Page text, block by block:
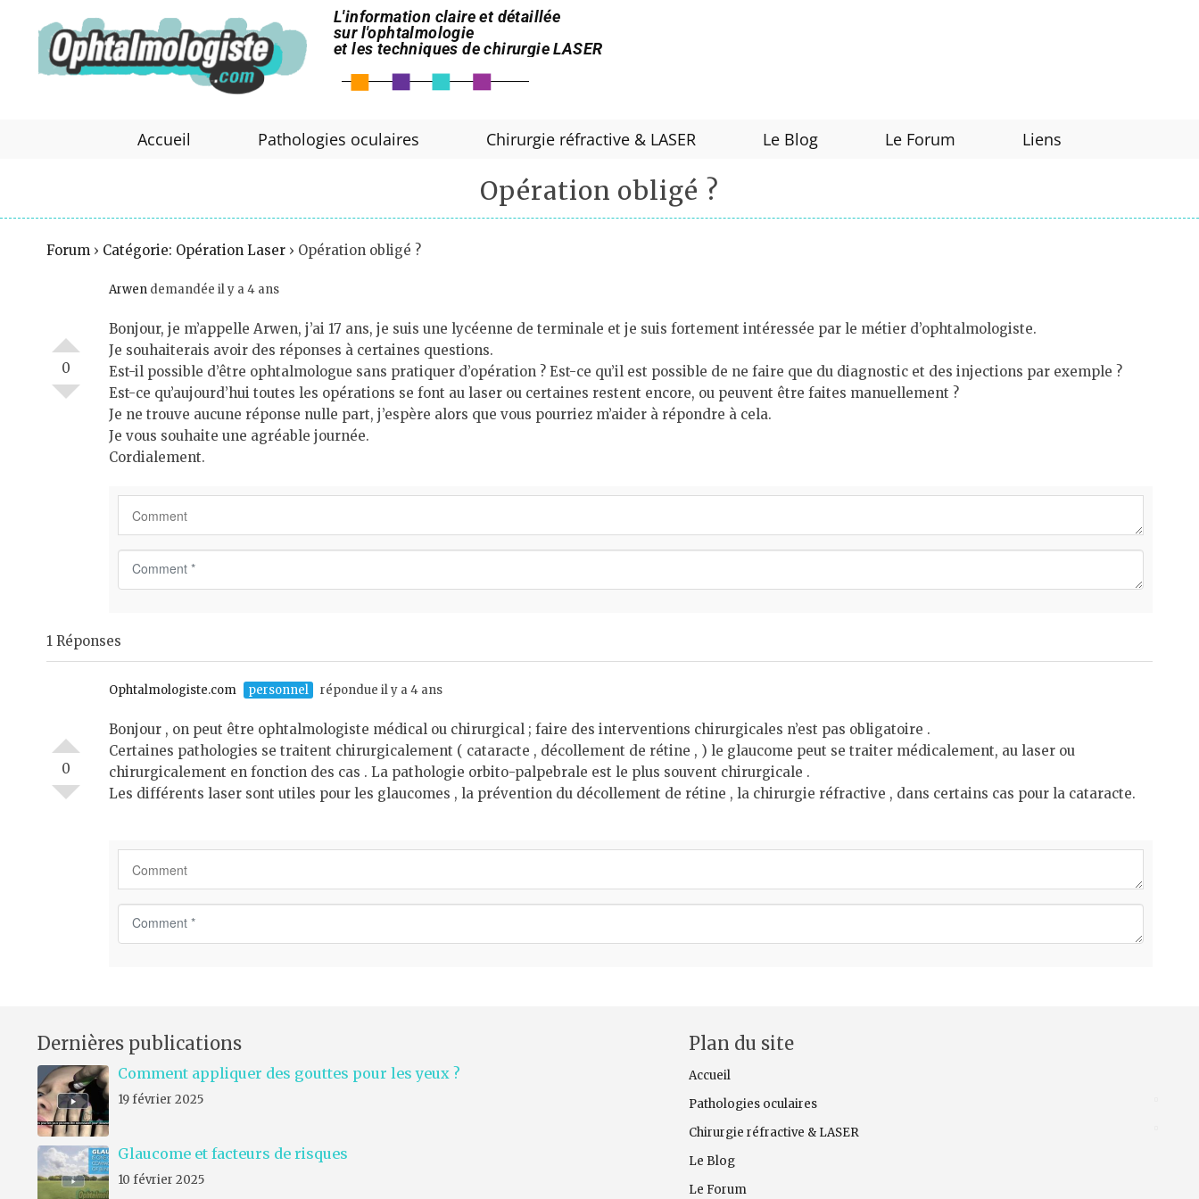
L'information claire et détaillée
sur l'ophtalmologie
et les techniques de chirurgie LASER
Accueil Pathologies oculaires Chirurgie réfractive & LASER Le Blog Le Forum Liens
Opération obligé ?
Forum › Catégorie: Opération Laser › Opération obligé ?
0
Arwen demandée il y a 4 ans
Bonjour, je m’appelle Arwen, j’ai 17 ans, je suis une lycéenne de terminale et je suis fortement intéressée par le métier d’ophtalmologiste.
Je souhaiterais avoir des réponses à certaines questions.
Est-il possible d’être ophtalmologue sans pratiquer d’opération ? Est-ce qu’il est possible de ne faire que du diagnostic et des injections par exemple ?
Est-ce qu’aujourd’hui toutes les opérations se font au laser ou certaines restent encore, ou peuvent être faites manuellement ?
Je ne trouve aucune réponse nulle part, j’espère alors que vous pourriez m’aider à répondre à cela.
Je vous souhaite une agréable journée.
Cordialement.
e
n
t
1 Réponses
0
Ophtalmologiste.com personnel répondue il y a 4 ans
Bonjour , on peut être ophtalmologiste médical ou chirurgical ; faire des interventions chirurgicales n’est pas obligatoire .
Certaines pathologies se traitent chirurgicalement ( cataracte , décollement de rétine , ) le glaucome peut se traiter médicalement, au laser ou
chirurgicalement en fonction des cas . La pathologie orbito-palpebrale est le plus souvent chirurgicale .
Les différents laser sont utiles pour les glaucomes , la prévention du décollement de rétine , la chirurgie réfractive , dans certains cas pour la cataracte.
t
Dernières publications
Comment appliquer des gouttes pour les yeux ?
19 février 2025
Glaucome et facteurs de risques
10 février 2025
Plan du site
Accueil
Pathologies oculaires
Chirurgie réfractive & LASER
Le Blog
Le Forum